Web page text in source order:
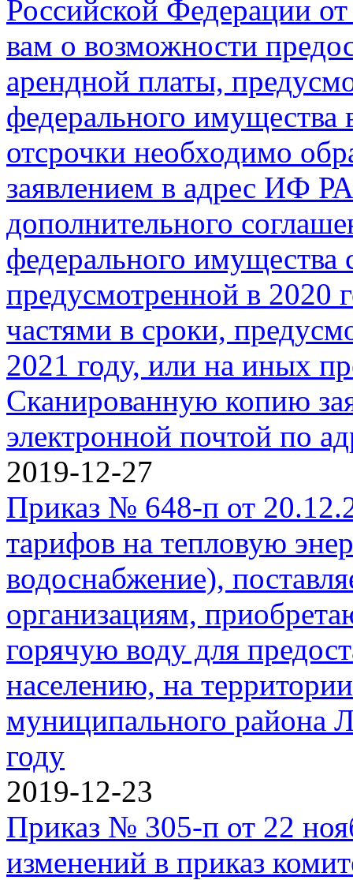
Российской Федерации
вам о возможности
арендной платы,
федерального имущества
отсрочки необходимо
заявлением в адрес ИФ
дополнительного
федерального имущества
предусмотренной в 2020
частями в сроки,
2021 году, или на иных
Сканированную копию
электронной почтой по
2019-12-27
Приказ № 648-п от
тарифов на тепловую
водоснабжение),
организациям,
горячую воду для
населению, на
муниципального района
году
2019-12-23
Приказ № 305-п от 22
изменений в приказ